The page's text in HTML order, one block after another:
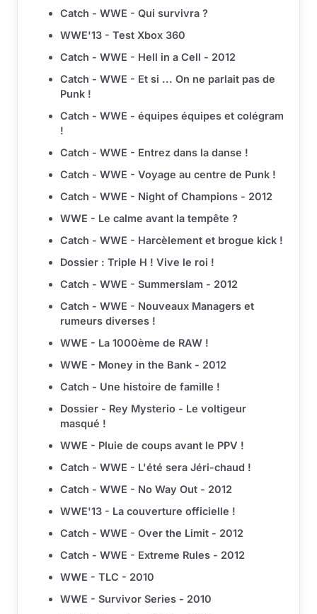
Catch - WWE - Qui survivra ?
WWE'13 - Test Xbox 360
Catch - WWE - Hell in a Cell - 2012
Catch - WWE - Et si ... On ne parlait pas de
Punk !
Catch - WWE - équipes équipes et colégram
!
Catch - WWE - Entrez dans la danse !
Catch - WWE - Voyage au centre de Punk !
Catch - WWE - Night of Champions - 2012
WWE - Le calme avant la tempête ?
Catch - WWE - Harcèlement et brogue kick !
Dossier : Triple H ! Vive le roi !
Catch - WWE - Summerslam - 2012
Catch - WWE - Nouveaux Managers et
rumeurs diverses !
WWE - La 1000ème de RAW !
WWE - Money in the Bank - 2012
Catch - Une histoire de famille !
Dossier - Rey Mysterio - Le voltigeur
masqué !
WWE - Pluie de coups avant le PPV !
Catch - WWE - L'été sera Jéri-chaud !
Catch - WWE - No Way Out - 2012
WWE'13 - La couverture officielle !
Catch - WWE - Over the Limit - 2012
Catch - WWE - Extreme Rules - 2012
WWE - TLC - 2010
WWE - Survivor Series - 2010